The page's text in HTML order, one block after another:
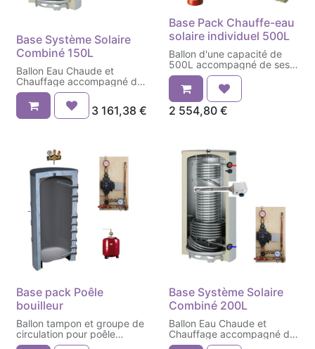
Base Système Solaire
Combiné 150L
Ballon Eau Chaude et
Chauffage accompagné de
ses groupes
3 161,38 €
Base Pack Chauffe-eau
solaire individuel 500L
Ballon d'une capacité de
500L accompagné de ses
kits
2 554,80€
Base pack Poêle
bouilleur
Ballon tampon et groupe de
circulation pour poêle
bouilleur
Base Système Solaire
Combiné 200L
Ballon Eau Chaude et
Chauffage accompagné de
ses groupes